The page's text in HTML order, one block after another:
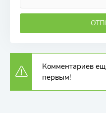
Комментариев
первым!